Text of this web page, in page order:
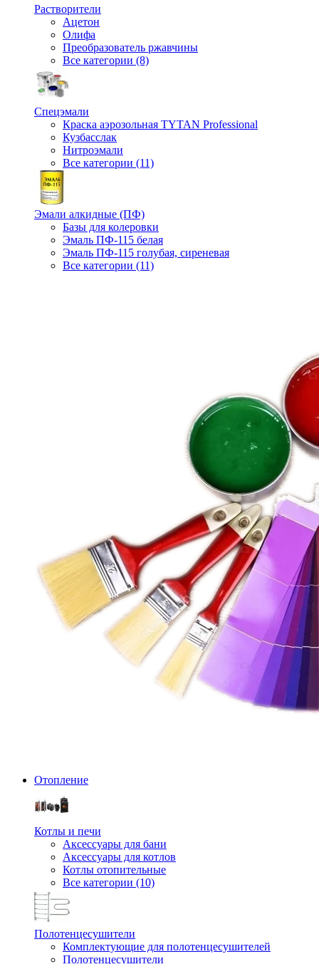
Растворители
Ацетон
Олифа
Преобразователь ржавчины
Все категории (8)
Спецэмали
Краска аэрозольная TYTAN Professional
Кузбасслак
Нитроэмали
Все категории (11)
Эмали алкидные (ПФ)
Базы для колеровки
Эмаль ПФ-115 белая
Эмаль ПФ-115 голубая, сиреневая
Все категории (11)
Отопление
Котлы и печи
Аксессуары для бани
Аксессуары для котлов
Котлы отопительные
Все категории (10)
Полотенцесушители
Комплектующие для полотенцесушителей
Полотенцесушители